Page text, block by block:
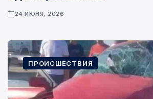
24 ИЮНЯ, 2026
ПРОИСШЕСТВИЯ